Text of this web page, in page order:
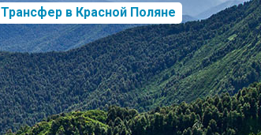
Трансфер в Красной Поляне